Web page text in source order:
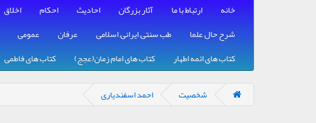
خانه ارتباط با ما آثار بزرگان احادیث احکام اخلاق
شرح حال علما
طب سنتی, ایرانی, اسلامی عرفان عمومی
کتاب های ائمه اطهار
کتاب های امام زمان(عجج) کتاب های فاطمی
شخصیت احمد اسفندیاری